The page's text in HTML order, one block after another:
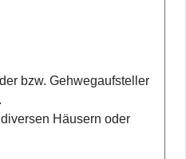
bzw. Gehwegaufsteller
Häusern oder